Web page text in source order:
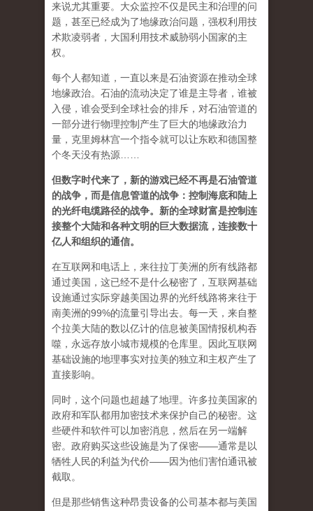
来说尤其重要。大众监控不仅是民主和治理的问
题，甚至已经成为了地缘政治问题，强权利用技
术欺凌弱者，大国利用技术威胁弱小国家的主
权。
每个人都知道，一直以来是石油资源在推动全球
地缘政治。石油的流动决定了谁是主导者，谁被
入侵，谁会受到全球社会的排斥，对石油管道的
一部分进行物理控制产生了巨大的地缘政治力
量，克里姆林宫一个指令就可以让东欧和德国整
个冬天没有热源……
但数字时代来了，新的游戏已经不再是石油管道
的战争，而是信息管道的战争：控制海底和陆上
的光纤电缆路径的战争。新的全球财富是控制连
接整个大陆和各种文明的巨大数据流，连接数十
亿人和组织的通信。
在互联网和电话上，来往拉丁美洲的所有线路都
通过美国，这已经不是什么秘密了，互联网基础
设施通过实际穿越美国边界的光纤线路将来往于
南美洲的99%的流量引导出去。每一天，来自整
个拉美大陆的数以亿计的信息被美国情报机构吞
噬，永远存放小城市规模的仓库里。因此互联网
基础设施的地理事实对拉美的独立和主权产生了
直接影响。
同时，这个问题也超越了地理。许多拉美国家的
政府和军​​队都用加密技术来保护自己的秘密。这
些硬件和软件可以加密消息，然后在另一端解
密。政府购买这些设施是为了保密——通常是以
牺牲人民的利益为代价——因为他们害怕通讯被
截取。
但是那些销售这种昂贵设备的公司基本都与美国